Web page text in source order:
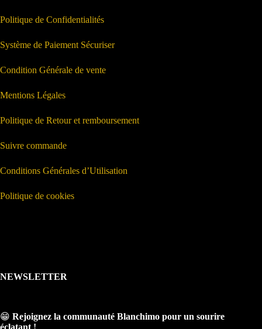
Politique de Confidentialités
Système de Paiement Sécuriser
Condition Générale de vente
Mentions Légales
Politique de Retour et remboursement
Suivre commande
Conditions Générales d’Utilisation
Politique de cookies
NEWSLETTER
😁 Rejoignez la communauté Blanchimo pour un sourire
éclatant !